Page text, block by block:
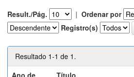
Result./Pág. | Ordenar por
Registro(s)
Resultado 1-1 de 1.
Ano de
Título